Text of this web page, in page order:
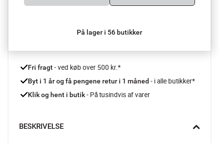
På lager i 56 butikker
Fri fragt - ved køb over 500 kr.*
Byt i 1 år og få pengene retur i 1 måned - i alle butikker*
Klik og hent i butik - På tusindvis af varer
BESKRIVELSE